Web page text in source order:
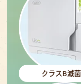
クラスB滅